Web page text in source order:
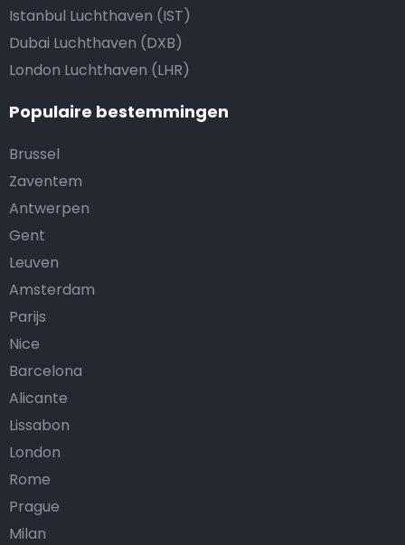
Istanbul Luchthaven (IST)
Dubai Luchthaven (DXB)
London Luchthaven (LHR)
Populaire bestemmingen
Brussel
Zaventem
Antwerpen
Gent
Leuven
Amsterdam
Parijs
Nice
Barcelona
Alicante
Lissabon
London
Rome
Prague
Milan